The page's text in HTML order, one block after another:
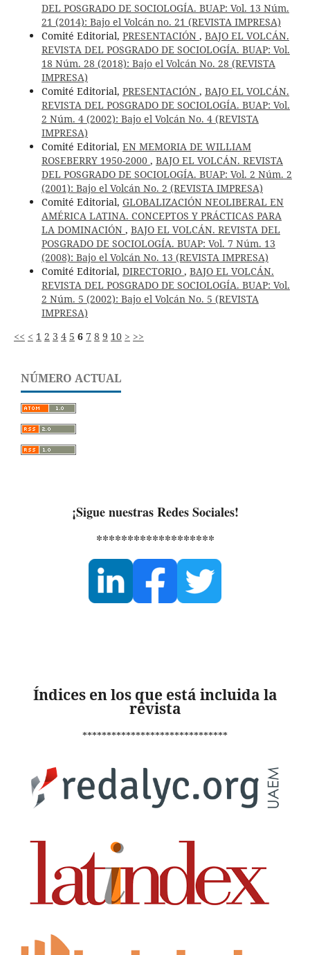
DEL POSGRADO DE SOCIOLOGÍA. BUAP: Vol. 13 Núm.
21 (2014): Bajo el Volcán no. 21 (REVISTA IMPRESA)
Comité Editorial, PRESENTACIÓN , BAJO EL VOLCÁN.
REVISTA DEL POSGRADO DE SOCIOLOGÍA. BUAP: Vol.
18 Núm. 28 (2018): Bajo el Volcán No. 28 (REVISTA
IMPRESA)
Comité Editorial, PRESENTACIÓN , BAJO EL VOLCÁN.
REVISTA DEL POSGRADO DE SOCIOLOGÍA. BUAP: Vol.
2 Núm. 4 (2002): Bajo el Volcán No. 4 (REVISTA
IMPRESA)
Comité Editorial, EN MEMORIA DE WILLIAM
ROSEBERRY 1950-2000 , BAJO EL VOLCÁN. REVISTA
DEL POSGRADO DE SOCIOLOGÍA. BUAP: Vol. 2 Núm. 2
(2001): Bajo el Volcán No. 2 (REVISTA IMPRESA)
Comité Editorial, GLOBALIZACIÓN NEOLIBERAL EN
AMÉRICA LATINA. CONCEPTOS Y PRÁCTICAS PARA
LA DOMINACIÓN , BAJO EL VOLCÁN. REVISTA DEL
POSGRADO DE SOCIOLOGÍA. BUAP: Vol. 7 Núm. 13
(2008): Bajo el Volcán No. 13 (REVISTA IMPRESA)
Comité Editorial, DIRECTORIO , BAJO EL VOLCÁN.
REVISTA DEL POSGRADO DE SOCIOLOGÍA. BUAP: Vol.
2 Núm. 5 (2002): Bajo el Volcán No. 5 (REVISTA
IMPRESA)
<< < 1 2 3 4 5 6 7 8 9 10 > >>
NÚMERO ACTUAL
¡Sigue nuestras Redes Sociales!
*******************
Índices en los que está incluida la
revista
******************************